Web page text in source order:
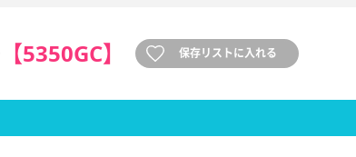
【5350GC】 保存リストに入れる